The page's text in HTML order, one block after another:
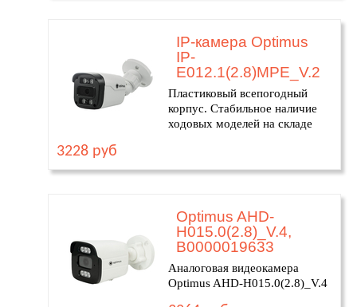
IP-камера Optimus
IP-
E012.1(2.8)MPE_V.2
Пластиковый всепогодный
корпус. Стабильное наличие
ходовых моделей на складе
3228 руб
Optimus AHD-
H015.0(2.8)_V.4,
В0000019633
Аналоговая видеокамера
Optimus AHD-H015.0(2.8)_V.4